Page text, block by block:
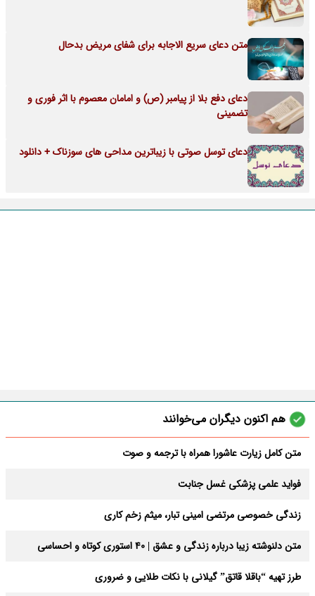
متن دعای سریع الاجابه برای شفای مریض بدحال
دعای دفع بلا از پیامبر (ص) و امامان معصوم با اثر فوری و
تضمینی
دعای توسل صوتی با زیباترین مداحی های سوزناک + دانلود
هم اکنون دیگران می‌خوانند
متن کامل زیارت عاشورا همراه با ترجمه و صوت
فواید علمی پزشکی غسل جنابت
زندگی خصوصی مرتضی امینی تبار، میثم زخم کاری
متن دلنوشته زیبا درباره زندگی و عشق | 40 استوری کوتاه و احساسی
طرز تهیه “باقلا قاتق” گیلانی با نکات طلایی و ضروری